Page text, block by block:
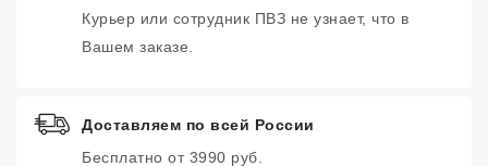
Курьер или сотрудник ПВЗ не узнает, что в
Вашем заказе.
Доставляем по всей России
Бесплатно от 3990 руб.